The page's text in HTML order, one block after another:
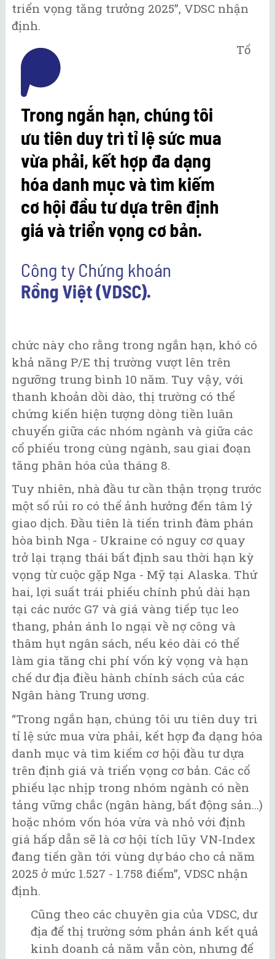
triển vọng tăng trưởng 2025”, VDSC nhận
định.
Tổ
chức này cho rằng trong ngắn hạn, khó có
khả năng P/E thị trường vượt lên trên
ngưỡng trung bình 10 năm. Tuy vậy, với
thanh khoản dồi dào, thị trường có thể
chứng kiến hiện tượng dòng tiền luân
chuyển giữa các nhóm ngành và giữa các
cổ phiếu trong cùng ngành, sau giai đoạn
tăng phân hóa của tháng 8.
Tuy nhiên, nhà đầu tư cần thận trọng trước
một số rủi ro có thể ảnh hưởng đến tâm lý
giao dịch. Đầu tiên là tiến trình đàm phán
hòa bình Nga - Ukraine có nguy cơ quay
trở lại trạng thái bất định sau thời hạn kỳ
vọng từ cuộc gặp Nga - Mỹ tại Alaska. Thứ
hai, lợi suất trái phiếu chính phủ dài hạn
tại các nước G7 và giá vàng tiếp tục leo
thang, phản ánh lo ngại về nợ công và
thâm hụt ngân sách, nếu kéo dài có thể
làm gia tăng chi phí vốn kỳ vọng và hạn
chế dư địa điều hành chính sách của các
Ngân hàng Trung ương.
“Trong ngắn hạn, chúng tôi ưu tiên duy trì
tỉ lệ sức mua vừa phải, kết hợp đa dạng hóa
danh mục và tìm kiếm cơ hội đầu tư dựa
trên định giá và triển vọng cơ bản. Các cổ
phiếu lạc nhịp trong nhóm ngành có nền
tảng vững chắc (ngân hàng, bất động sản…)
hoặc nhóm vốn hóa vừa và nhỏ với định
giá hấp dẫn sẽ là cơ hội tích lũy VN-Index
đang tiến gần tới vùng dự báo cho cả năm
2025 ở mức 1.527 - 1.758 điểm”, VDSC nhận
định.
Cũng theo các chuyên gia của VDSC, dư
địa để thị trường sớm phản ánh kết quả
kinh doanh cả năm vẫn còn, nhưng để